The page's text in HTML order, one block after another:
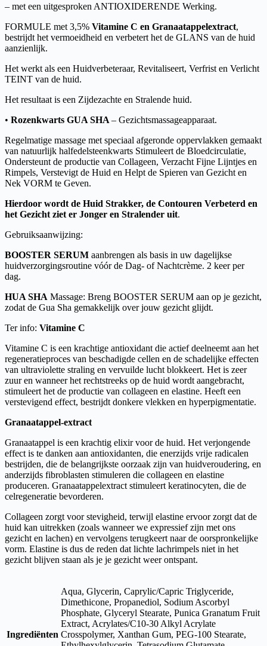
– met een uitgesproken ANTIOXIDERENDE Werking.
FORMULE met 3,5% Vitamine C en Granaatappelextract,
bestrijdt het vermoeidheid en verbetert het de GLANS van de huid
aanzienlijk.
Het werkt als een Huidverbeteraar, Revitaliseert, Verfrist en Verlicht
TEINT van de huid.
Het resultaat is een Zijdezachte en Stralende huid.
• Rozenkwarts GUA SHA – Gezichtsmassageapparaat.
Regelmatige massage met speciaal afgeronde oppervlakken gemaakt
van natuurlijk halfedelsteenkwarts Stimuleert de Bloedcirculatie,
Ondersteunt de productie van Collageen, Verzacht Fijne Lijntjes en
Rimpels, Verstevigt de Huid en Helpt de Spieren van Gezicht en
Nek VORM te Geven.
Hierdoor wordt de Huid Strakker, de Contouren Verbeterd en
het Gezicht ziet er Jonger en Stralender uit.
Gebruiksaanwijzing:
BOOSTER SERUM aanbrengen als basis in uw dagelijkse
huidverzorgingsroutine vóór de Dag- of Nachtcrème. 2 keer per
dag.
HUA SHA Massage: Breng BOOSTER SERUM aan op je gezicht,
zodat de Gua Sha gemakkelijk over jouw gezicht glijdt.
Ter info: Vitamine C
Vitamine C is een krachtige antioxidant die actief deelneemt aan het
regeneratieproces van beschadigde cellen en de schadelijke effecten
van ultraviolette straling en vervuilde lucht blokkeert. Het is zeer
zuur en wanneer het rechtstreeks op de huid wordt aangebracht,
stimuleert het de productie van collageen en elastine. Heeft een
verstevigend effect, bestrijdt donkere vlekken en hyperpigmentatie.
Granaatappel-extract
Granaatappel is een krachtig elixir voor de huid. Het verjongende
effect is te danken aan antioxidanten, die enerzijds vrije radicalen
bestrijden, die de belangrijkste oorzaak zijn van huidveroudering, en
anderzijds fibroblasten stimuleren die collageen en elastine
produceren. Granaatappelextract stimuleert keratinocyten, die de
celregeneratie bevorderen.
Collageen zorgt voor stevigheid, terwijl elastine ervoor zorgt dat de
huid kan uitrekken (zoals wanneer we expressief zijn met ons
gezicht en lachen) en vervolgens terugkeert naar de oorspronkelijke
vorm. Elastine is dus de reden dat lichte lachrimpels niet in het
gezicht blijven staan als je je gezicht weer ontspant.
Ingrediënten
Aqua, Glycerin, Caprylic/Capric Triglyceride,
Dimethicone, Propanediol, Sodium Ascorbyl
Phosphate, Glyceryl Stearate, Punica Granatum Fruit
Extract, Acrylates/C10-30 Alkyl Acrylate
Crosspolymer, Xanthan Gum, PEG-100 Stearate,